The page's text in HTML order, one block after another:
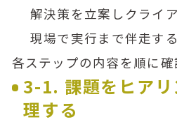
解決策を立案しクライ
現場で実行まで伴走する
各ステップの内容を順に確
3-1. 課題をヒア
理する